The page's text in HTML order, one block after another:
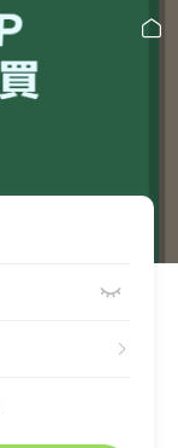


